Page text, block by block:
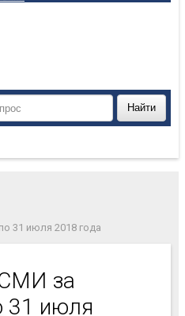
31 июля 2018 года
за
31 июля